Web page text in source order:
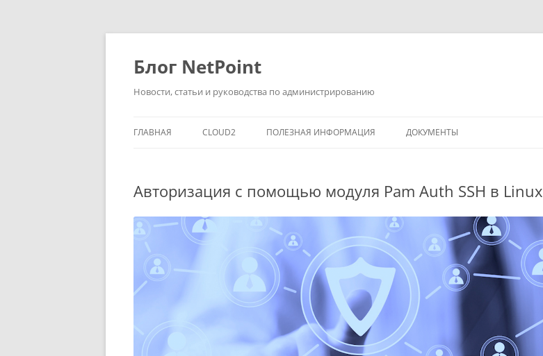
Перейти
Блог NetPoint
Новости, статьи и руководства по администрированию
ГЛАВНАЯ CLOUD2 ПОЛЕЗНАЯ ИНФОРМАЦИЯ ДОКУМЕНТЫ
Авторизация с помощью модуля Pam Auth SSH в Linux